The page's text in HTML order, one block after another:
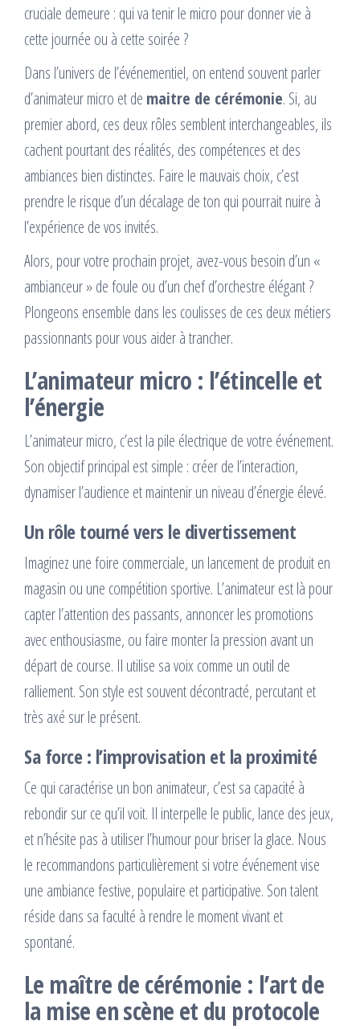
cruciale demeure : qui va tenir le micro pour donner vie à
cette journée ou à cette soirée ?
Dans l’univers de l’événementiel, on entend souvent parler
d’animateur micro et de maitre de cérémonie. Si, au
premier abord, ces deux rôles semblent interchangeables, ils
cachent pourtant des réalités, des compétences et des
ambiances bien distinctes. Faire le mauvais choix, c’est
prendre le risque d’un décalage de ton qui pourrait nuire à
l’expérience de vos invités.
Alors, pour votre prochain projet, avez-vous besoin d’un «
ambianceur » de foule ou d’un chef d’orchestre élégant ?
Plongeons ensemble dans les coulisses de ces deux métiers
passionnants pour vous aider à trancher.
L’animateur micro : l’étincelle et
l’énergie
L’animateur micro, c’est la pile électrique de votre événement.
Son objectif principal est simple : créer de l’interaction,
dynamiser l’audience et maintenir un niveau d’énergie élevé.
Un rôle tourné vers le divertissement
Imaginez une foire commerciale, un lancement de produit en
magasin ou une compétition sportive. L’animateur est là pour
capter l’attention des passants, annoncer les promotions
avec enthousiasme, ou faire monter la pression avant un
départ de course. Il utilise sa voix comme un outil de
ralliement. Son style est souvent décontracté, percutant et
très axé sur le présent.
Sa force : l’improvisation et la proximité
Ce qui caractérise un bon animateur, c’est sa capacité à
rebondir sur ce qu’il voit. Il interpelle le public, lance des jeux,
et n’hésite pas à utiliser l’humour pour briser la glace. Nous
le recommandons particulièrement si votre événement vise
une ambiance festive, populaire et participative. Son talent
réside dans sa faculté à rendre le moment vivant et
spontané.
Le maître de cérémonie : l’art de
la mise en scène et du protocole